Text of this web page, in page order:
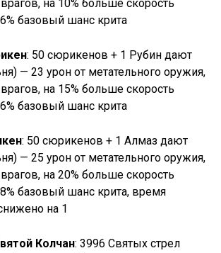
на 10% больше скорость
базовый шанс крита
: 50 сюрикенов + 1 Рубин дают
— 23 урон от метательного оружия,
на 15% больше скорость
базовый шанс крита
: 50 сюрикенов + 1 Алмаз дают
— 25 урон от метательного оружия,
на 20% больше скорость
8% базовый шанс крита, время
на 1
Колчан: 3996 Святых стрел